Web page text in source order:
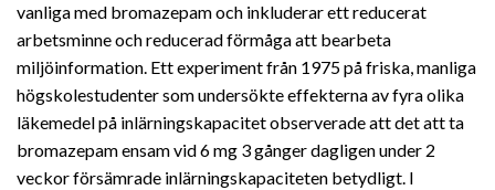
vanliga med bromazepam och inkluderar ett reducerat
arbetsminne och reducerad förmåga att bearbeta
miljöinformation. Ett experiment från 1975 på friska, manliga
högskolestudenter som undersökte effekterna av fyra olika
läkemedel på inlärningskapacitet observerade att det att ta
bromazepam ensam vid 6 mg 3 gånger dagligen under 2
veckor försämrade inlärningskapaciteten betydligt. I